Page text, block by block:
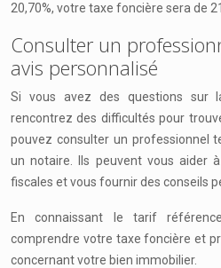
20,70%, votre taxe foncière sera de
Consulter un
avis personnalisé
Si vous avez des questions sur
rencontrez des difficultés pour
pouvez consulter un professionnel
un notaire. Ils peuvent vous aider
fiscales et vous fournir des conseils
En connaissant le tarif
comprendre votre taxe foncière et
concernant votre bien immobilier.